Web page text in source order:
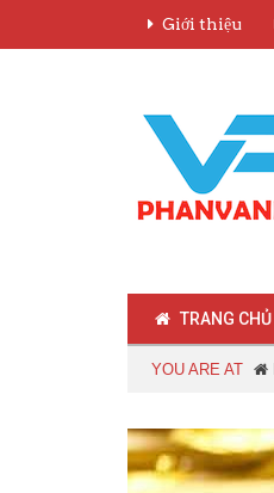
Giới thiệu
TRANG CHỦ
YOU ARE AT